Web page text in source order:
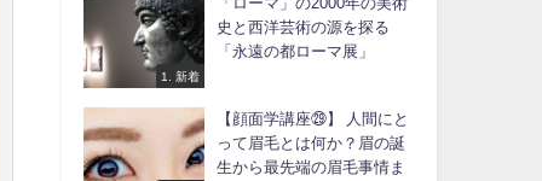
1. 新着
「ローマ」の2000年の美術
史と西洋芸術の源を探る
「永遠の都ローマ展」
【顔面学講座㉙】 人間にと
って眉毛とは何か？眉の誕
生から最先端の眉毛事情ま